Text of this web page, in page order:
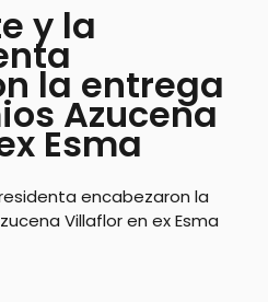
y la
la entrega
Azucena
Esma